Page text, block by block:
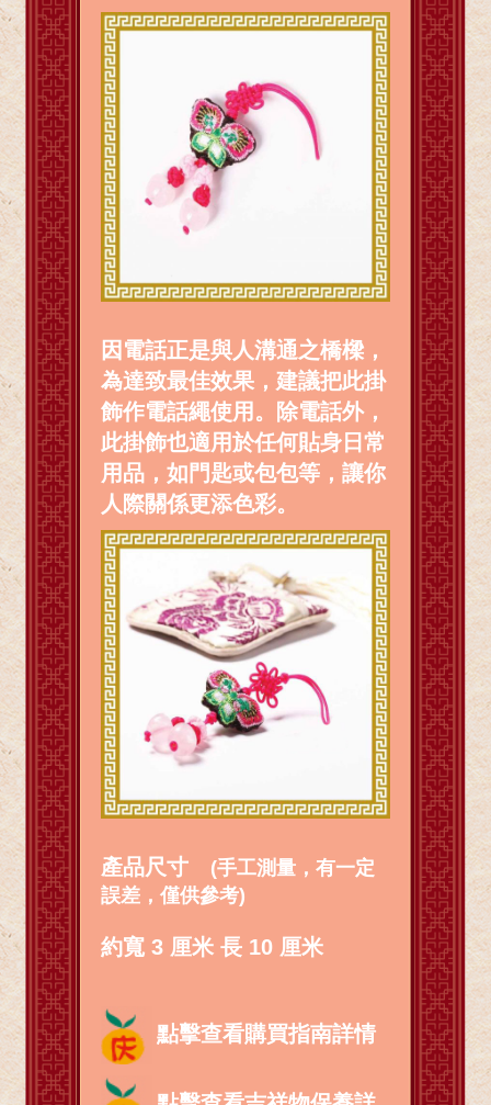
因電話正是與人溝通之橋樑，
為達致最佳效果，建議把此掛
飾作電話繩使用。除電話外，
此掛飾也適用於任何貼身日常
用品，如門匙或包包等，讓你
人際關係更添色彩。
產品尺寸
(手工測量，有一定
誤差，僅供參考)
約寬 3 厘米 長 10 厘米
點擊查看購買指南詳情